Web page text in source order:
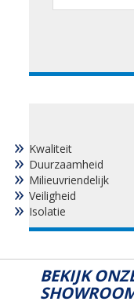
Kwaliteit
Duurzaamheid
Milieuvriendelijk
Veiligheid
Isolatie
BEKIJK